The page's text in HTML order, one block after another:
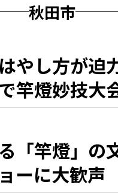
秋田市
やし方が
竿燈妙技大
「竿燈」の
ーに大歓声